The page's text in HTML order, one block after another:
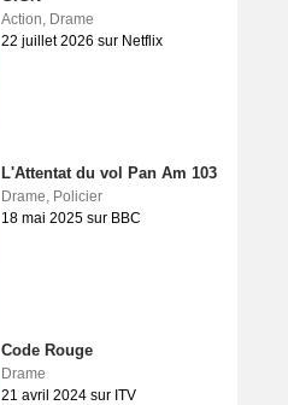
Action, Drame
22 juillet 2026 sur Netflix
L'Attentat du vol Pan Am 103
Drame, Policier
18 mai 2025 sur BBC
Code Rouge
Drame
21 avril 2024 sur ITV